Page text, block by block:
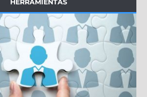
HERRAMIENTAS